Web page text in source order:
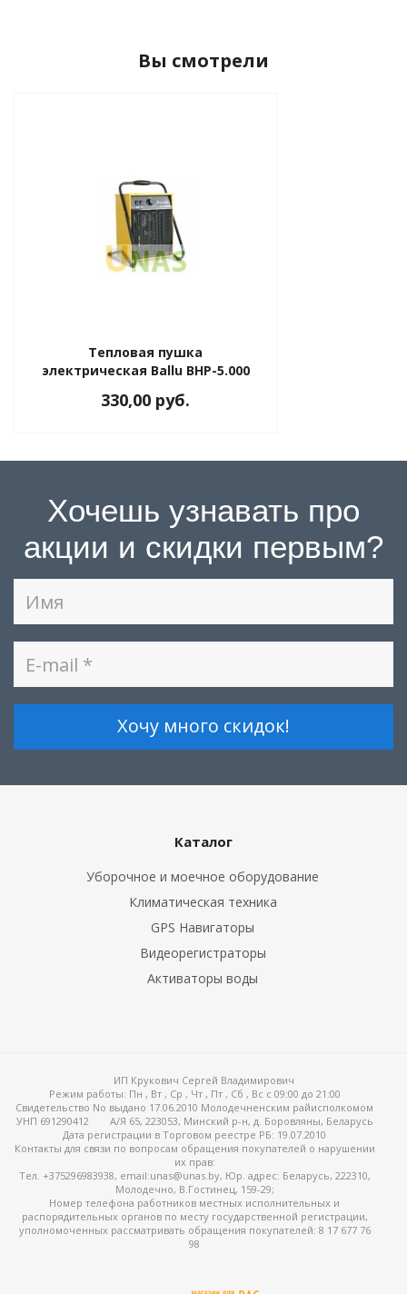
Вы смотрели
Тепловая пушка
электрическая Ballu BHP-5.000
330,00 руб.
Хочешь узнавать про
акции и скидки первым?
Каталог
Уборочное и моечное оборудование
Климатическая техника
GPS Навигаторы
Видеорегистраторы
Активаторы воды
ИП Крукович Сергей Владимирович
Режим работы: Пн , Вт , Ср , Чт , Пт , Сб , Вс c 09:00 до 21:00
Свидетельство No выдано 17.06.2010 Молодечненским райисполкомом
УНП 691290412
А/Я 65, 223053, Минский р-н, д. Боровляны, Беларусь
Дата регистрации в Торговом реестре РБ: 19.07.2010
Контакты для связи по вопросам обращения покупателей о нарушении
их прав:
Тел. +375296983938, email:unas@unas.by, Юр. адрес: Беларусь, 222310,
Молодечно, В.Гостинец, 159-29;
Номер телефона работников местных исполнительных и
распорядительных органов по месту государственной регистрации,
уполномоченных рассматривать обращения покупателей: 8 17 677 76
98